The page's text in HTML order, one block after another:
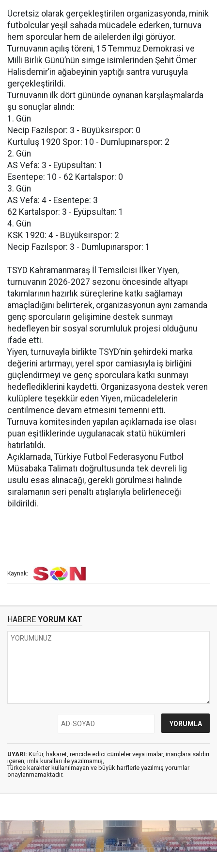
Ücretsiz olarak gerçekleştirilen organizasyonda, minik
futbolcular yeşil sahada mücadele ederken, turnuva
hem sporcular hem de ailelerden ilgi görüyor.
Turnuvanın açılış töreni, 15 Temmuz Demokrasi ve
Milli Birlik Günü’nün simge isimlerinden Şehit Ömer
Halisdemir’in ağabeyinin yaptığı santra vuruşuyla
gerçekleştirildi.
Turnuvanın ilk dört gününde oynanan karşılaşmalarda
şu sonuçlar alındı:
1. Gün
Necip Fazılspor: 3 - Büyüksırspor: 0
Kurtuluş 1920 Spor: 10 - Dumlupınarspor: 2
2. Gün
AS Vefa: 3 - Eyüpsultan: 1
Esentepe: 10 - 62 Kartalspor: 0
3. Gün
AS Vefa: 4 - Esentepe: 3
62 Kartalspor: 3 - Eyüpsultan: 1
4. Gün
KSK 1920: 4 - Büyüksırspor: 2
Necip Fazılspor: 3 - Dumlupınarspor: 1
TSYD Kahramanmaraş İl Temsilcisi İlker Yiyen,
turnuvanın 2026-2027 sezonu öncesinde altyapı
takımlarının hazırlık süreçlerine katkı sağlamayı
amaçladığını belirterek, organizasyonun aynı zamanda
genç sporcuların gelişimine destek sunmayı
hedefleyen bir sosyal sorumluluk projesi olduğunu
ifade etti.
Yiyen, turnuvayla birlikte TSYD’nin şehirdeki marka
değerini artırmayı, yerel spor camiasıyla iş birliğini
güçlendirmeyi ve genç sporculara katkı sunmayı
hedeflediklerini kaydetti. Organizasyona destek veren
kulüplere teşekkür eden Yiyen, mücadelelerin
centilmence devam etmesini temenni etti.
Turnuva komitesinden yapılan açıklamada ise olası
puan eşitliklerinde uygulanacak statü hükümleri
hatırlatıldı.
Açıklamada, Türkiye Futbol Federasyonu Futbol
Müsabaka Talimatı doğrultusunda tek devreli lig
usulü esas alınacağı, gerekli görülmesi halinde
sıralamanın seri penaltı atışlarıyla belirleneceği
bildirildi.
Kaynak:
HABERE YORUM KAT
UYARI: Küfür, hakaret, rencide edici cümleler veya imalar, inançlara saldırı
içeren, imla kuralları ile yazılmamış,
Türkçe karakter kullanılmayan ve büyük harflerle yazılmış yorumlar
onaylanmamaktadır.